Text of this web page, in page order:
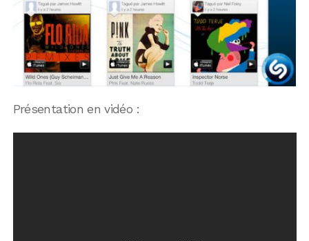
Présentation en vidéo :